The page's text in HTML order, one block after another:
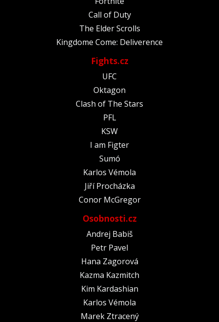
Call of Duty
The Elder Scrolls
Kingdome Come: Deliverence
Fights.cz
UFC
Oktagon
Clash of The Stars
PFL
KSW
I am Figter
Sumó
Karlos Vémola
Jiří Procházka
Conor McGregor
Osobnosti.cz
Andrej Babiš
Petr Pavel
Hana Zagorová
Kazma Kazmitch
Kim Kardashian
Karlos Vémola
Marek Ztracený